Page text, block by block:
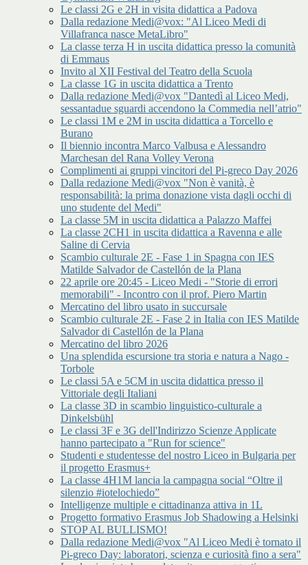
Le classi 2G e 2H in visita didattica a Padova
Dalla redazione Medi@vox: "Al Liceo Medi di
Villafranca nasce MetaLibro"
La classe terza H in uscita didattica presso la comunità
di Emmaus
Invito al XII Festival del Teatro della Scuola
La classe 1G in uscita didattica a Trento
Dalla redazione Medi@vox "Dantedì al Liceo Medi,
sessantadue sguardi accendono la Commedia nell’atrio"
Le classi 1M e 2M in uscita didattica a Torcello e
Burano
Il biennio incontra Marco Valbusa e Alessandro
Marchesan del Rana Volley Verona
Complimenti ai gruppi vincitori del Pi-greco Day 2026
Dalla redazione Medi@vox "Non è vanità, è
responsabilità: la prima donazione vista dagli occhi di
uno studente del Medi"
La classe 5M in uscita didattica a Palazzo Maffei
La classe 2CH1 in uscita didattica a Ravenna e alle
Saline di Cervia
Scambio culturale 2E - Fase 1 in Spagna con IES
Matilde Salvador de Castellón de la Plana
22 aprile ore 20:45 - Liceo Medi - "Storie di errori
memorabili" - Incontro con il prof. Piero Martin
Mercatino del libro usato in succursale
Scambio culturale 2E - Fase 2 in Italia con IES Matilde
Salvador di Castellón de la Plana
Mercatino del libro 2026
Una splendida escursione tra storia e natura a Nago -
Torbole
Le classi 5A e 5CM in uscita didattica presso il
Vittoriale degli Italiani
La classe 3D in scambio linguistico-culturale a
Dinkelsbühl
Le classi 3F e 3G dell'Indirizzo Scienze Applicate
hanno partecipato a "Run for science"
Studenti e studentesse del nostro Liceo in Bulgaria per
il progetto Erasmus+
La classe 4H1M lancia la campagna social “Oltre il
silenzio #iotelochiedo”
Intelligenze multiple e cittadinanza attiva in 1L
Progetto formativo Erasmus Job Shadowing a Helsinki
STOP AL BULLISMO!
Dalla redazione Medi@vox "Al Liceo Medi è tornato il
Pi-greco Day: laboratori, scienza e curiosità fino a sera"